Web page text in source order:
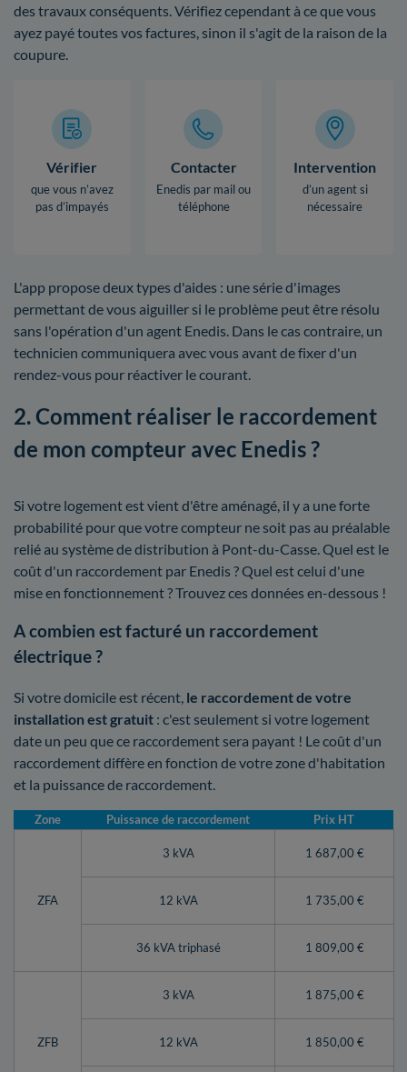
des travaux conséquents. Vérifiez cependant à ce que vous
ayez payé toutes vos factures, sinon il s'agit de la raison de la
coupure.
Vérifier
que vous n’avez
pas d’impayés
Contacter
Enedis par mail ou
téléphone
Intervention
d’un agent si
nécessaire
L'app propose deux types d'aides : une série d'images
permettant de vous aiguiller si le problème peut être résolu
sans l'opération d'un agent Enedis. Dans le cas contraire, un
technicien communiquera avec vous avant de fixer d'un
rendez-vous pour réactiver le courant.
2. Comment réaliser le raccordement
de mon compteur avec Enedis ?
Si votre logement est vient d'être aménagé, il y a une forte
probabilité pour que votre compteur ne soit pas au préalable
relié au système de distribution à Pont-du-Casse. Quel est le
coût d'un raccordement par Enedis ? Quel est celui d'une
mise en fonctionnement ? Trouvez ces données en-dessous !
A combien est facturé un raccordement
électrique ?
Si votre domicile est récent, le raccordement de votre
installation est gratuit : c'est seulement si votre logement
date un peu que ce raccordement sera payant ! Le coût d'un
raccordement diffère en fonction de votre zone d'habitation
et la puissance de raccordement.
Zone Puissance de raccordement Prix HT
ZFA
3 kVA 1 687,00 €
12 kVA 1 735,00 €
36 kVA triphasé 1 809,00 €
ZFB
3 kVA 1 875,00 €
12 kVA 1 850,00 €